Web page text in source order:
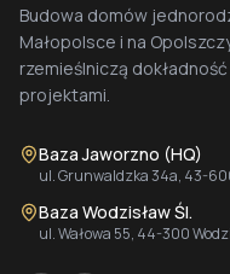
Budowa domów
Małopolsce i na
rzemieślniczą
projektami.
Baza Jaworzno (HQ)
ul. Grunwaldzka 34a, 43-
Baza Wodzisław Śl.
ul. Wałowa 55, 44-300